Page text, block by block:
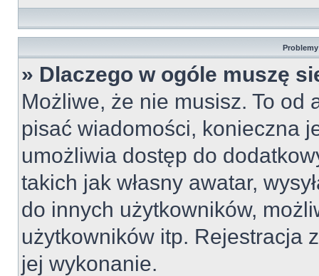
» Dlaczego w ogóle muszę
Możliwe, że nie musisz. To od
pisać wiadomości, konieczna
umożliwia dostęp do
takich jak własny awatar,
do innych użytkowników,
użytkowników itp. Rejestracja
jej wykonanie.